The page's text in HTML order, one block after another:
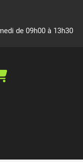
de 09h00 à 13h30